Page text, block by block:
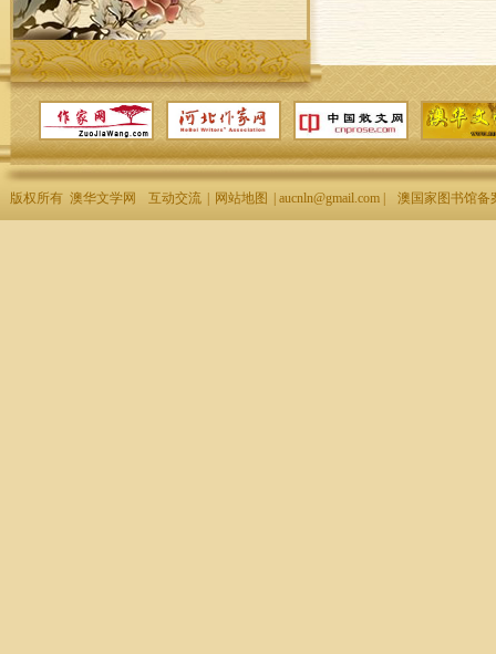
版权所有 澳华文学网 互动交流 网站地图 | aucnln@gmail.com | 澳国家图书馆备